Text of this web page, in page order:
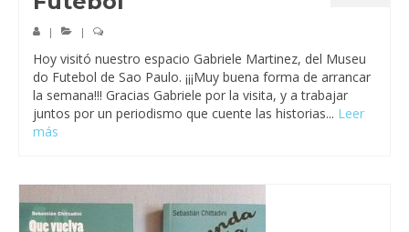
| |
Hoy visitó nuestro espacio Gabriele Martinez, del Museu
do Futebol de Sao Paulo. ¡¡¡Muy buena forma de arrancar
la semana!!! Gracias Gabriele por la visita, y a trabajar
juntos por un periodismo que cuente las historias... Leer
más